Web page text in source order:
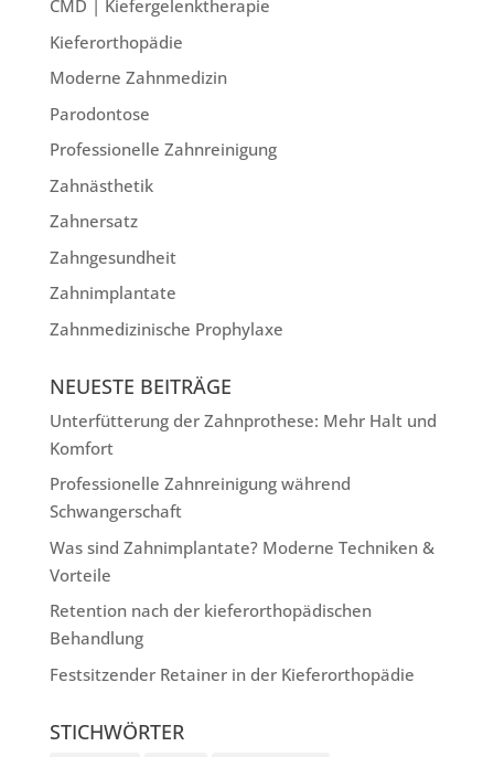
CMD | Kiefergelenktherapie
Kieferorthopädie
Moderne Zahnmedizin
Parodontose
Professionelle Zahnreinigung
Zahnästhetik
Zahnersatz
Zahngesundheit
Zahnimplantate
Zahnmedizinische Prophylaxe
NEUESTE BEITRÄGE
Unterfütterung der Zahnprothese: Mehr Halt und
Komfort
Professionelle Zahnreinigung während
Schwangerschaft
Was sind Zahnimplantate? Moderne Techniken &
Vorteile
Retention nach der kieferorthopädischen
Behandlung
Festsitzender Retainer in der Kieferorthopädie
STICHWÖRTER